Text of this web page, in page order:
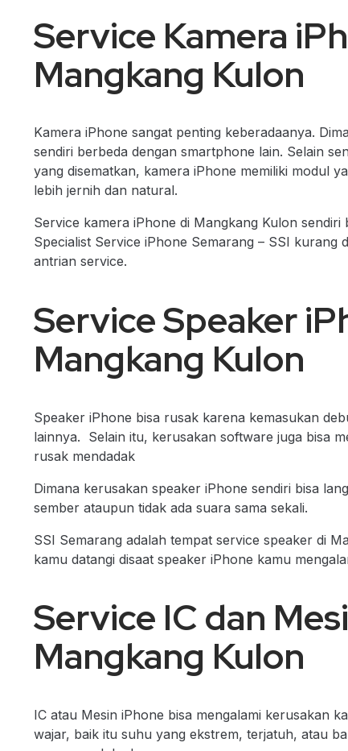
Service Kamera
Mangkang Kulon
Kamera iPhone sangat penting keberadaanya.
sendiri berbeda dengan smartphone lain. Selain
yang disematkan, kamera iPhone memiliki modul
lebih jernih dan natural.
Service kamera iPhone di Mangkang Kulon sendiri
Specialist Service iPhone Semarang – SSI kurang
antrian service.
Service Speaker
Mangkang Kulon
Speaker iPhone bisa rusak karena kemasukan
lainnya. Selain itu, kerusakan software juga bisa
rusak mendadak
Dimana kerusakan speaker iPhone sendiri bisa
sember ataupun tidak ada suara sama sekali.
SSI Semarang adalah tempat service speaker di
kamu datangi disaat speaker iPhone kamu
Service IC dan
Mangkang Kulon
IC atau Mesin iPhone bisa mengalami kerusakan
wajar, baik itu suhu yang ekstrem, terjatuh, atau